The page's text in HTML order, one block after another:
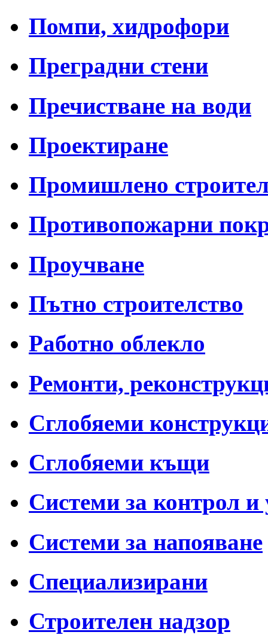
Помпи, хидрофори
Преградни стени
Пречистване на води
Проектиране
Промишлено
Противопожарни
Проучване
Пътно строителство
Работно облекло
Ремонти,
Сглобяеми
Сглобяеми къщи
Системи за контрол и
Системи за напояване
Специализирани
Строителен надзор